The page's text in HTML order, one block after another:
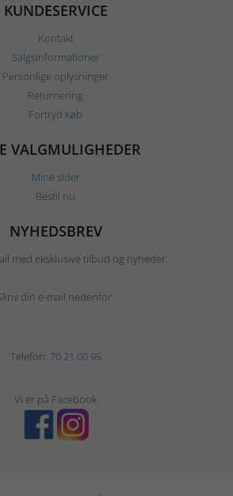
KUNDESERVICE
Kontakt
Salgsinformationer
Personlige oplysninger
Returnering
Fortryd køb
VALGMULIGHEDER
Mine sider
Bestil nu
NYHEDSBREV
med eksklusive tilbud og nyheder.
din e-mail nedenfor.
Telefon: 70 21 00 95
Vi er på Facebook